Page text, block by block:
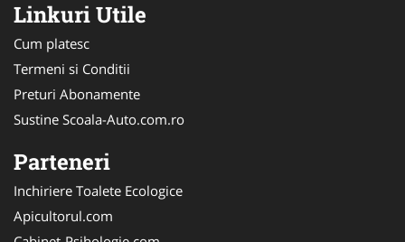
Linkuri Utile
Cum platesc
Termeni si Conditii
Preturi Abonamente
Sustine Scoala-Auto.com.ro
Parteneri
Inchiriere Toalete Ecologice
Apicultorul.com